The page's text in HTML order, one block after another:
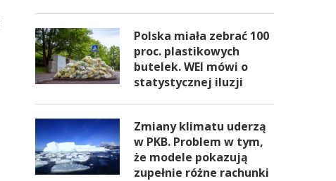
Polska miała zebrać 100
proc. plastikowych
butelek. WEI mówi o
statystycznej iluzji
Zmiany klimatu uderzą
w PKB. Problem w tym,
że modele pokazują
zupełnie różne rachunki